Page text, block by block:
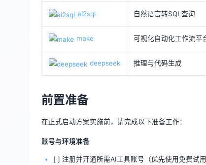
ai2sql 自然语言转SQL查询
make 可视化自动化工作流平
deepseek 推理与代码生成
前置准备
在正式启动方案实施前，请完成以下准备工作：
账号与环境准备
[ ] 注册并开通所需AI工具账号（优先使用免费试用